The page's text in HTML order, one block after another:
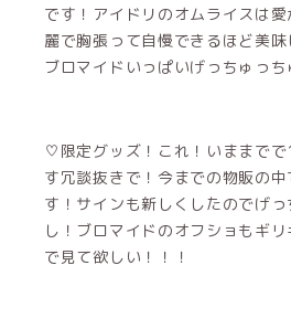
です！アイドリのオムライスは
麗で胸張って自慢できるほど美
ブロマイドいっぱいげっちゅっち
♡限定グッズ！これ！いままで
す冗談抜きで！今までの物販の
す！サインも新しくしたのでげ
し！ブロマイドのオフショもギ
で見て欲しい！！！